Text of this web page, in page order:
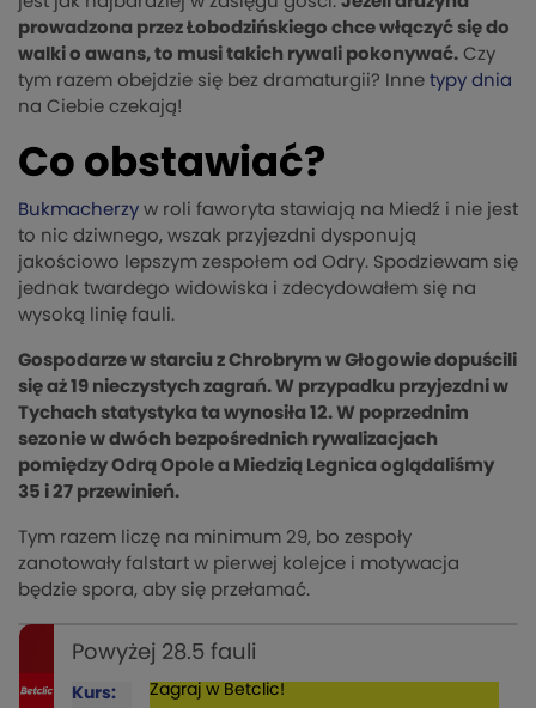
prowadzona przez Łobodzińskiego chce włączyć się do
walki o awans, to musi takich rywali pokonywać. Czy
tym razem obejdzie się bez dramaturgii? Inne typy dnia
na Ciebie czekają!
Co obstawiać?
Bukmacherzy w roli faworyta stawiają na Miedź i nie jest
to nic dziwnego, wszak przyjezdni dysponują
jakościowo lepszym zespołem od Odry. Spodziewam się
jednak twardego widowiska i zdecydowałem się na
wysoką linię fauli.
Gospodarze w starciu z Chrobrym w Głogowie dopuścili
się aż 19 nieczystych zagrań. W przypadku przyjezdni w
Tychach statystyka ta wynosiła 12. W poprzednim
sezonie w dwóch bezpośrednich rywalizacjach
pomiędzy Odrą Opole a Miedzią Legnica oglądaliśmy
35 i 27 przewinień.
Tym razem liczę na minimum 29, bo zespoły
zanotowały falstart w pierwej kolejce i motywacja
będzie spora, aby się przełamać.
Powyżej 28.5 fauli
Kurs:
Zagraj w Betclic!